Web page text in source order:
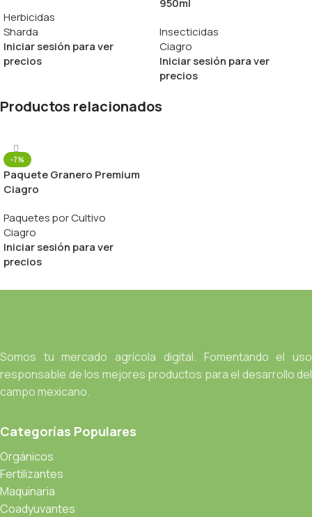
Herbicidas
Sharda
Iniciar sesión para ver
precios
Insecticidas
Ciagro
Iniciar sesión para ver
precios
Productos relacionados
-7%
Paquete Granero Premium
Ciagro
Paquetes por Cultivo
Ciagro
Iniciar sesión para ver
precios
Somos tu mercado agrícola digital. Fomentando el uso
responsable de los mejores productos para el desarrollo del
campo mexicano.
Categorías Populares
Orgánicos
Fertilizantes
Maquinaria
Coadyuvantes